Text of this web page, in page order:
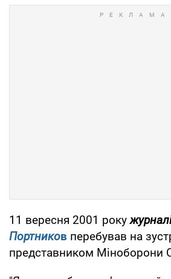
11 вересня 2001 року
Портников перебував на
представником Міноборони